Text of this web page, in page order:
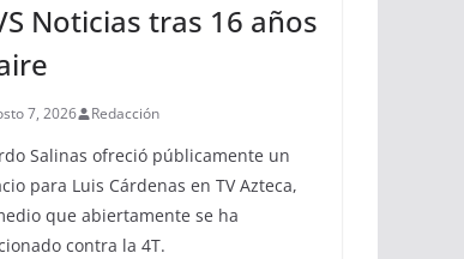
Noticias tras 16 años
7, 2026 Redacción
Salinas ofreció públicamente un
para Luis Cárdenas en TV Azteca,
que abiertamente se ha
contra la 4T.